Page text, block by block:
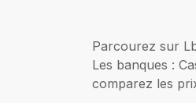
Parcourez sur
Les banques :
comparez les